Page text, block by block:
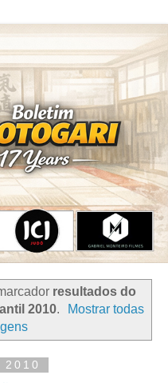
resultados do
2010.
Mostrar todas